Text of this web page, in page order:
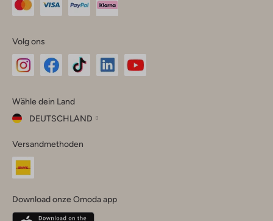
Volg ons
Instagram
Facebook
TikTok
Wähle dein Land
DEUTSCHLAND
dein
Land
Belgique(Français)
Versandmethoden
Download onze Omoda app